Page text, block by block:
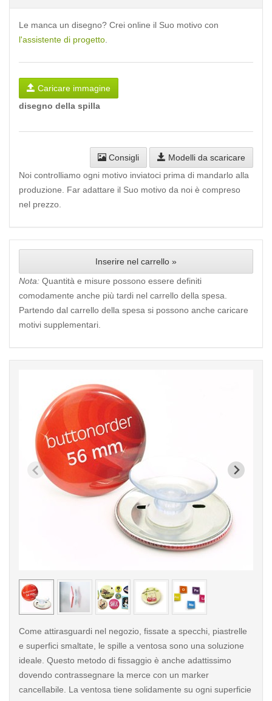
Le manca un disegno? Crei online il Suo motivo con
l'assistente di progetto
Caricare immagine
disegno della spilla
Consigli
Modelli da scaricare
Noi controlliamo ogni motivo inviatoci prima di mandarlo alla
produzione. Far adattare il Suo motivo da noi è compreso
nel prezzo.
Inserire nel carrello »
Nota: Quantità e misure possono essere definiti
comodamente anche più tardi nel carrello della spesa.
Partendo dal carrello della spesa si possono anche caricare
motivi supplementari.
< /picture>
Come attirasguardi nel negozio, fissate a specchi, piastrelle
e superfici smaltate, le spille a ventosa sono una soluzione
ideale. Questo metodo di fissaggio è anche adattissimo
dovendo contrassegnare la merce con un marker
cancellabile. La ventosa tiene solidamente su ogni superficie